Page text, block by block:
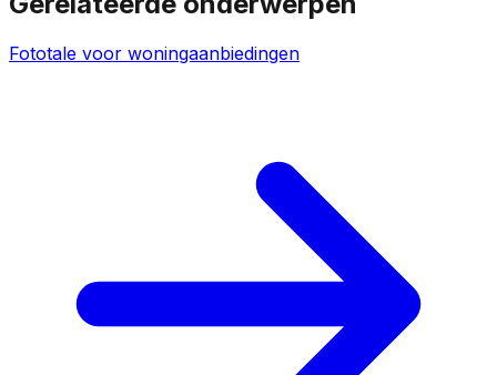
Fototale voor woningaanbiedingen